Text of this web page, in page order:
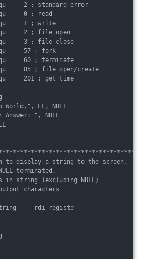
2 ; standard error
0 ; read
1 ; write
2 ; file open
3 ; file close
57 ; fork
60 ; terminate
85 ; file open/create
201 ; get time
World.", LF, NULL
Answer: ", NULL
to display a string to the screen.
terminated.
in string (excluding NULL)
characters
----rdi registe